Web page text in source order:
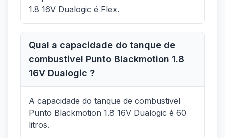
1.8 16V Dualogic é Flex.
Qual a capacidade do tanque de
combustivel Punto Blackmotion 1.8
16V Dualogic ?
A capacidade do tanque de combustivel
Punto Blackmotion 1.8 16V Dualogic é 60
litros.